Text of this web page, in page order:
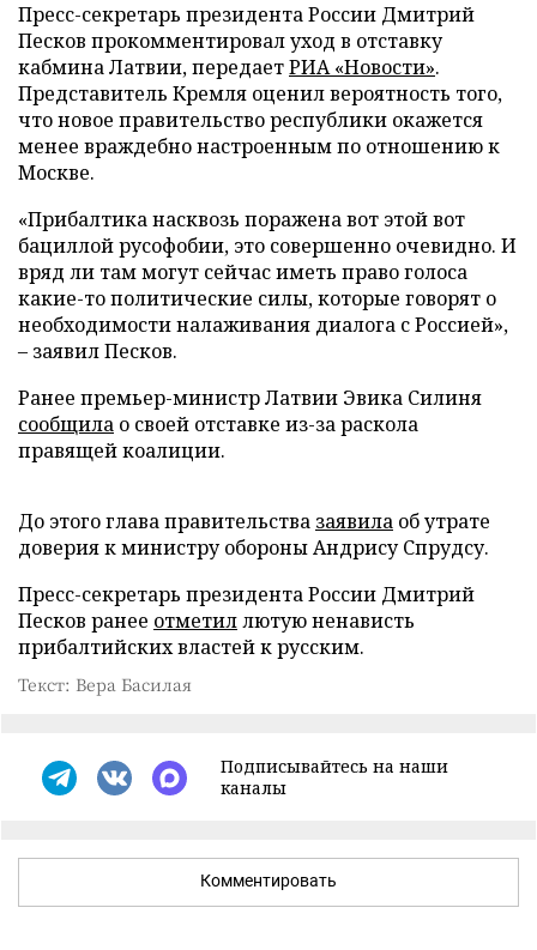
Пресс-секретарь президента России Дмитрий
Песков прокомментировал уход в отставку
кабмина Латвии, передаетРИА «Новости».
Представитель Кремля оценил вероятность того,
что новое правительство республики окажется
менее враждебно настроенным по отношению к
Москве.
«Прибалтика насквозь поражена вот этой вот
бациллой русофобии, это совершенно очевидно. И
вряд ли там могут сейчас иметь право голоса
какие-то политические силы, которые говорят о
необходимости налаживания диалога с Россией»,
– заявил Песков.
Ранее премьер-министр Латвии Эвика Силиня
сообщила о своей отставке из-за раскола
правящей коалиции.
До этого глава правительства заявила об утрате
доверия к министру обороны Андрису Спрудсу.
Пресс-секретарь президента России Дмитрий
Песков ранее отметиллютую ненависть
прибалтийских властей к русским.
Текст: Вера Басилая
Подписывайтесь на наши
каналы
Комментировать